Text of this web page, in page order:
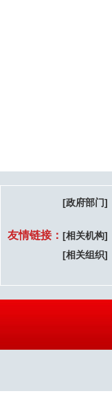
友情链接：
[政府部门]
[相关机构]
[相关组织]